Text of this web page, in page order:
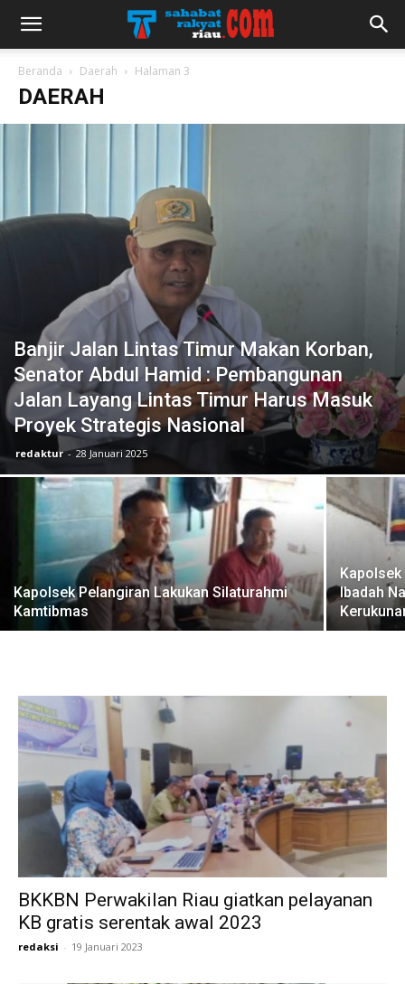
Beranda Daerah Halaman 3
DAERAH
Banjir Jalan Lintas Timur Makan Korban,
Senator Abdul Hamid : Pembangunan
Jalan Layang Lintas Timur Harus Masuk
Proyek Strategis Nasional
redaktur - 28 Januari 2025
Kapolsek Pelangiran Lakukan Silaturahmi
Kamtibmas
Kapolsek
Ibadah
BKKBN Perwakilan Riau giatkan pelayanan
KB gratis serentak awal 2023
redaksi - 19 Januari 2023